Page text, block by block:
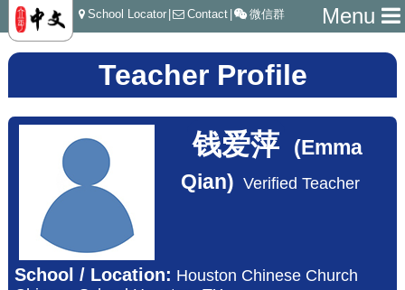
Menu
School Locator Contact 微信群
Teacher Profile
钱爱萍
(Emma
Qian) Verified Teacher
School / Location: Houston Chinese Church